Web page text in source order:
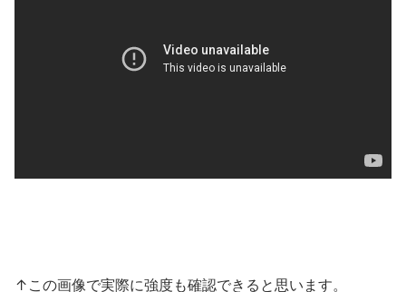
↑この画像で実際に強度も確認できると思います。